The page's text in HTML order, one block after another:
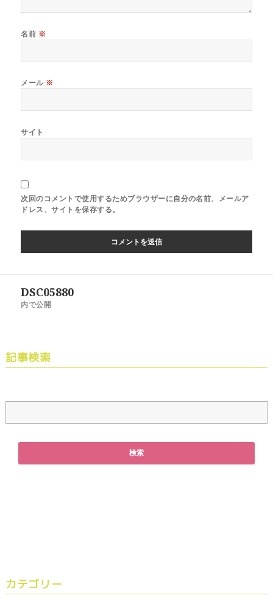
名前 ※
メール ※
サイト
次回のコメントで使用するためブラウザーに自分の名前、メールア
ドレス、サイトを保存する。
DSC05880
内で公開
記事検索
カテゴリー